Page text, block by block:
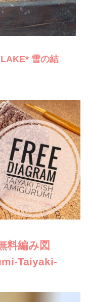
雪の結
料編み図
Taiyaki-